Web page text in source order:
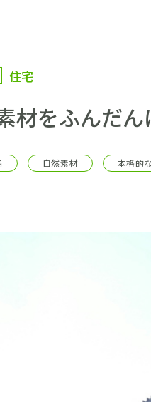
住宅
材をふんだ
自然素材 本格的